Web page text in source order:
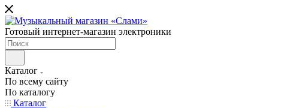
Готовый интернет-магазин электроники
Каталог
По всему сайту
По каталогу
Каталог